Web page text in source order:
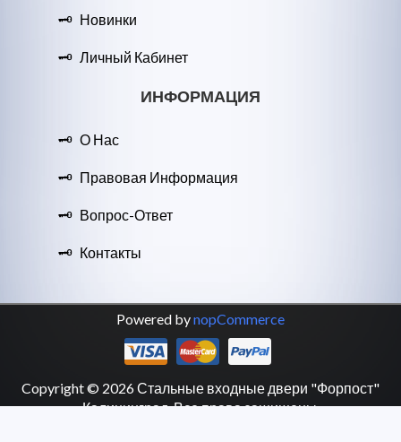
Новинки
Личный Кабинет
ИНФОРМАЦИЯ
О Нас
Правовая Информация
Вопрос-Ответ
Контакты
Powered bynopCommerce
Copyright © 2026 Стальные входные двери "Форпост"
Калининград. Все права защищены.